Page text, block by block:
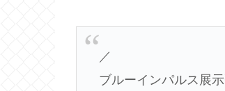
／
ブルーインパルス展